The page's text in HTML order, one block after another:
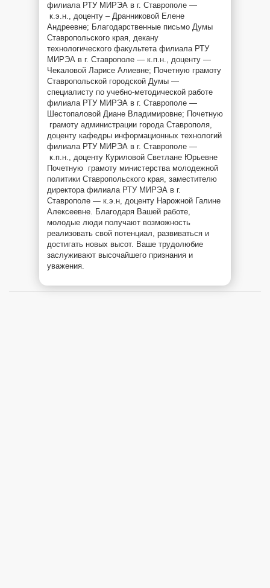
филиала РТУ МИРЭА в г. Ставрополе —
к.э.н., доценту – Дранниковой Елене
Андреевне; Благодарственные письмо Думы
Ставропольского края, декану
технологического факультета филиала РТУ
МИРЭА в г. Ставрополе — к.п.н., доценту —
Чекаловой Ларисе Алиевне; Почетную грамоту
Ставропольской городской Думы —
специалисту по учебно-методической работе
филиала РТУ МИРЭА в г. Ставрополе —
Шестопаловой Диане Владимировне; Почетную
грамоту администрации города Ставрополя,
доценту кафедры информационных технологий
филиала РТУ МИРЭА в г. Ставрополе —
к.п.н., доценту Куриловой Светлане Юрьевне
Почетную грамоту министерства молодежной
политики Ставропольского края, заместителю
директора филиала РТУ МИРЭА в г.
Ставрополе — к.э.н, доценту Нарожной Галине
Алексеевне. Благодаря Вашей работе,
молодые люди получают возможность
реализовать свой потенциал, развиваться и
достигать новых высот. Ваше трудолюбие
заслуживают высочайшего признания и
уважения.